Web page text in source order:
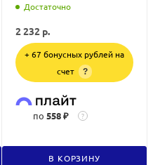
Достаточно
2 232 р.
+ 67 бонусных рублей на
счет
?
по 558 ₽ ?
В КОРЗИНУ